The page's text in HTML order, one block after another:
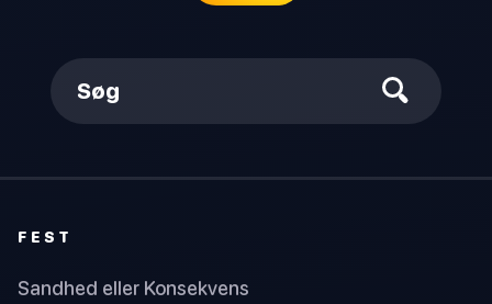
Søg
FEST
Sandhed eller Konsekvens